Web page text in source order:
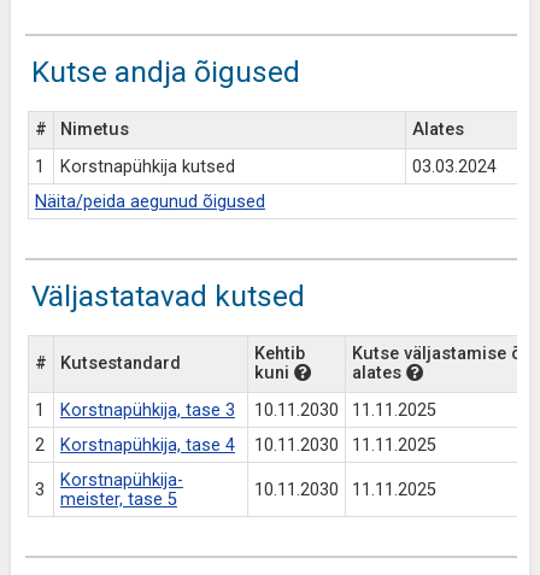
Kutse andja õigused
# Nimetus
Alates
1
Korstnapühkija kutsed
03.03.2024
Näita/peida aegunud õigused
Väljastatavad kutsed
# Kutsestandard
Kehtib
kuni
Kutse väljastamise
alates
1
Korstnapühkija, tase 3 10.11.2030
11.11.2025
2
Korstnapühkija, tase 4 10.11.2030 11.11.2025
3
Korstnapühkija-
meister, tase 5
10.11.2030 11.11.2025